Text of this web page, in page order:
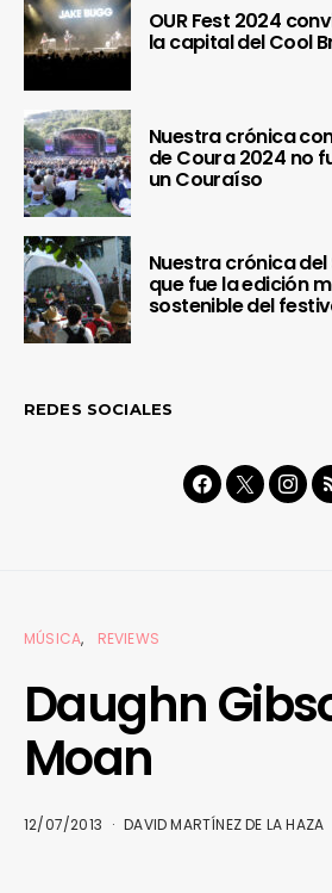
OUR Fest 2024
la capital del Cool
Nuestra crónica
de Coura 2024 no
un Couraíso
Nuestra crónica
que fue la edición
sostenible del
REDES SOCIALES
MÚSICA REVIEWS
Daughn
Moan
12/07/2013 DAVID MARTÍNEZ DE LA HAZA